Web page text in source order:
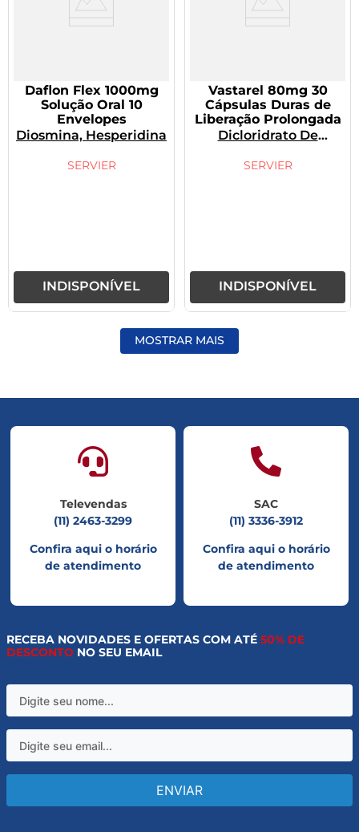
Daflon Flex 1000mg
Solução Oral 10
Envelopes
Diosmina, Hesperidina
SERVIER
INDISPONÍVEL
Vastarel 80mg 30
Cápsulas Duras de
Liberação Prolongada
Dicloridrato De
SERVIER
INDISPONÍVEL
MOSTRAR MAIS
Televendas
(11) 2463-3299
Confira aqui o horário
de atendimento
SAC
(11) 3336-3912
Confira aqui o horário
de atendimento
RECEBA NOVIDADES E OFERTAS COM ATÉ 50% DE
DESCONTO NO SEU EMAIL
ENVIAR